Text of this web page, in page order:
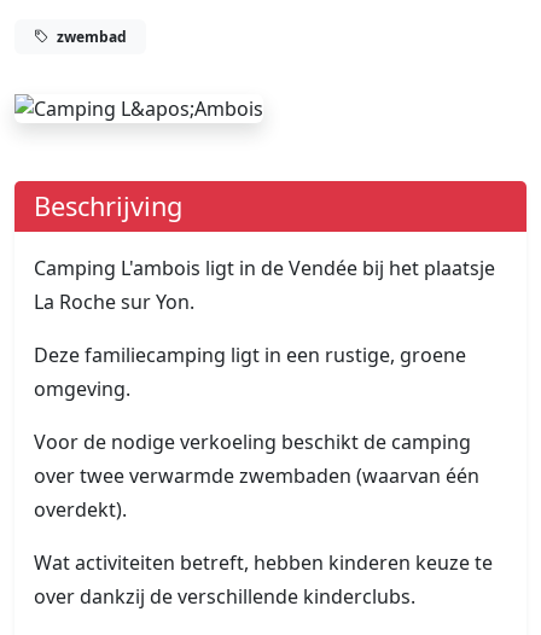
zwembad
Beschrijving
Camping L'ambois ligt in de Vendée bij het plaatsje
La Roche sur Yon.
Deze familiecamping ligt in een rustige, groene
omgeving.
Voor de nodige verkoeling beschikt de camping
over twee verwarmde zwembaden (waarvan één
overdekt).
Wat activiteiten betreft, hebben kinderen keuze te
over dankzij de verschillende kinderclubs.